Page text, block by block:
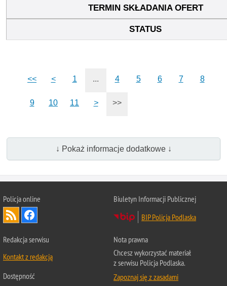
<< < 1 ... 4 5 6 7 8
9 10 11 > >>
↓ Pokaż informacje dodatkowe ↓
Policja online
Biuletyn Informacji Publicznej
BIP Policja Podlaska
Redakcja serwisu
Kontakt z redakcją
Dostępność
Nota prawna
Chcesz wykorzystać materiał
z serwisu Policja Podlaska.
Zapoznaj się z zasadami